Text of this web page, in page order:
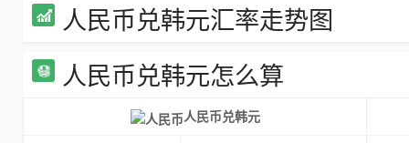
人民币兑韩元汇率走势图
人民币兑韩元怎么算
人民币兑韩元